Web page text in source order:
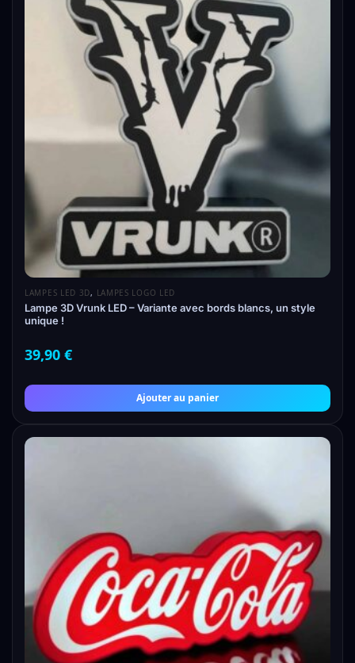
LAMPES LED 3D, LAMPES LOGO LED
Lampe 3D Vrunk LED – Variante avec bords blancs, un style
unique !
39,90 €
Ajouter au panier